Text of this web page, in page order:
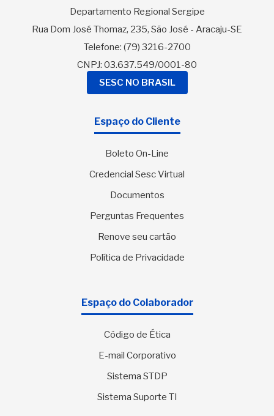
Departamento Regional Sergipe
Rua Dom José Thomaz, 235, São José - Aracaju-SE
Telefone: (79) 3216-2700
CNPJ: 03.637.549/0001-80
SESC NO BRASIL
Espaço do Cliente
Boleto On-Line
Credencial Sesc Virtual
Documentos
Perguntas Frequentes
Renove seu cartão
Política de Privacidade
Espaço do Colaborador
Código de Ética
E-mail Corporativo
Sistema STDP
Sistema Suporte TI